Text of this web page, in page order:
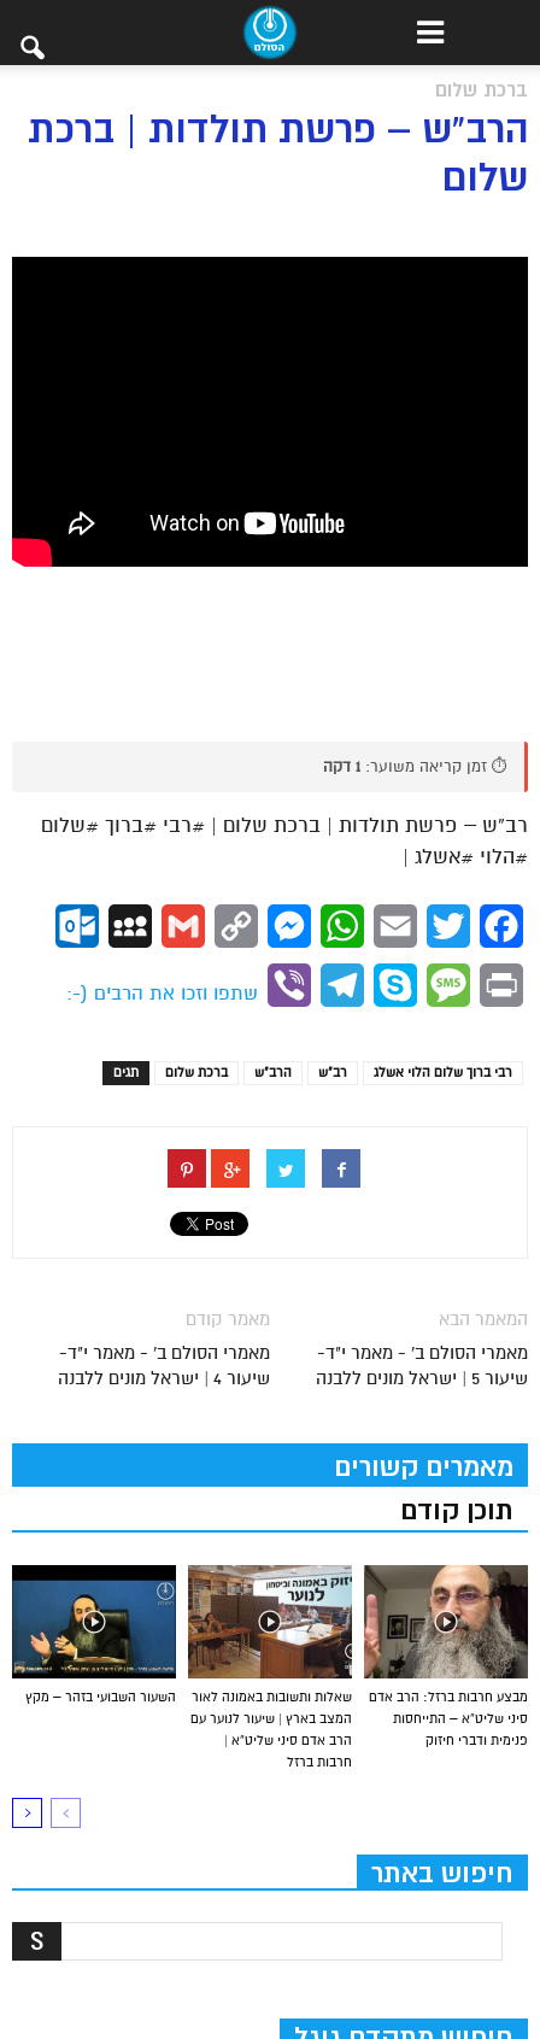
ברכת שלום
הרב”ש – פרשת תולדות | ברכת
שלום
⏱️ זמן קריאה משוער: 1 דקה
רב”ש – פרשת תולדות | ברכת שלום | #רבי #ברוך #שלום
#הלוי #אשלג |
Facebook
Twitter
Email
WhatsApp
Messenger
Copy
Gmail
MySpace
Print
Message
Skype
Telegram
Viber
שתפו וזכו את הרבים (-:
תגים ברכת שלום הרב"ש רב"ש רבי ברוך שלום הלוי אשלג
מאמר קודם
מאמרי הסולם ב' - מאמר י"ד-
שיעור 4 | ישראל מונים ללבנה
המאמר הבא
מאמרי הסולם ב' - מאמר י"ד-
שיעור 5 | ישראל מונים ללבנה
מאמרים קשורים
תוכן קודם
השעור השבועי בזהר – מקץ
שאלות ותשובות באמונה לאור
המצב בארץ | שיעור לנוער עם
הרב אדם סיני שליט”א |
חרבות ברזל
מבצע חרבות ברזל: הרב אדם
סיני שליט”א – התייחסות
פנימית ודברי חיזוק
חיפוש באתר